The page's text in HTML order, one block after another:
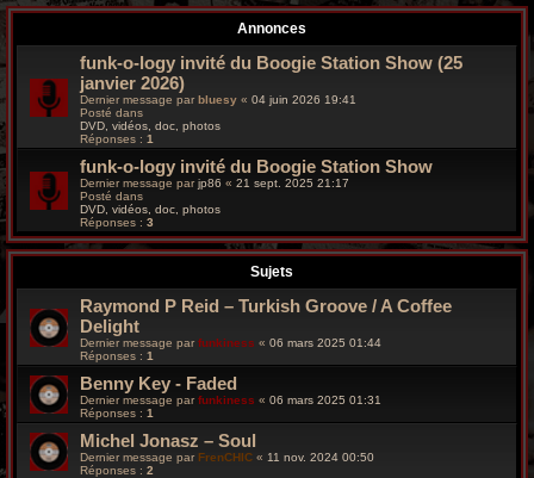
r
c
o
Annonces
funk-o-logy invité du Boogie Station Show (25
janvier 2026)
Dernier message par bluesy « 04 juin 2026 19:41
Posté dans
DVD, vidéos, doc, photos
Réponses : 1
funk-o-logy invité du Boogie Station Show
Dernier message parjp86 « 21 sept. 2025 21:17
Posté dans
DVD, vidéos, doc, photos
Réponses : 3
Sujets
Raymond P Reid – Turkish Groove / A Coffee
Delight
Dernier message par funkiness « 06 mars 2025 01:44
Réponses : 1
Benny Key - Faded
Dernier message parfunkiness « 06 mars 2025 01:31
Réponses : 1
Michel Jonasz – Soul
Dernier message par FrenCHIC « 11 nov. 2024 00:50
Réponses : 2